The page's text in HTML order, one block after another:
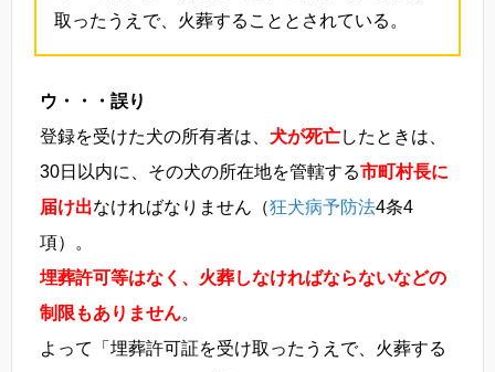
取ったうえで、火葬することとされている。
ウ・・・誤り
登録を受けた犬の所有者は、 犬が死亡したときは、
30日以内に、その犬の所在地を管轄する市町村長に
届け出なければなりません（狂犬病予防法4条4
項）。
埋葬許可等はなく、火葬しなければならないなどの
制限もありません。
よって「埋葬許可証を受け取ったうえで、火葬する